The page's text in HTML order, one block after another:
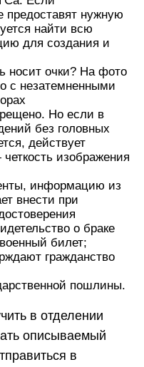
предоставят нужную
найти всю
для создания и
носит очки? На фото
с незатемненными
Но если в
без головных
действует
изображения
информацию из
внести при
о браке
билет;
гражданство
пошлины.
в отделении
описываемый
в